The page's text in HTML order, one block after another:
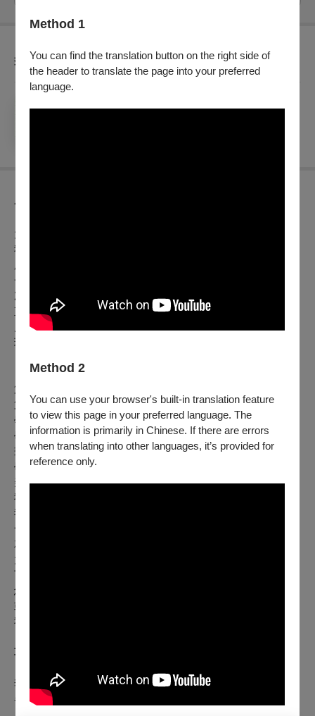
Method 1
You can find the translation button on the right side of
the header to translate the page into your preferred
language.
Method 2
You can use your browser's built-in translation feature
to view this page in your preferred language. The
information is primarily in Chinese. If there are errors
when translating into other languages, it’s provided for
reference only.
套票優惠
節目介紹
太 有 才 華 也 是 不 錯 。
我 這 樣 跟 自 己 說 。
一
次 又 一 次 。
直 到
見 證 藝 術 的
現 身 。
第一次上的才藝課是芭蕾。
第一百零八次的後悔直到真正學會。
學會鋼琴了嗎學會心算了嗎
學會做網站了嗎學會畫畫時不在背景
畫蛇添足了嗎？
學會音樂是什麼了嗎學會什麼是美了嗎？
美是一種感覺還是一種國家
我是雙語幼稚園。
我用失語當翅膀。
一切的問題很簡單。
就只是（我還在想）
太有才華。
可能你跟我不一樣
怎麼可能一樣
或者
我們一樣？
草搞場介紹
李憶銖、戴華旭成立，旨在連結各領域，有機共創劇場，探索
各式跨界實驗、文本與活動。